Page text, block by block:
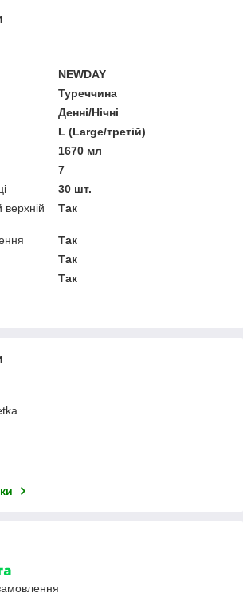
NEWDAY
Туреччина
Денні/Нічні
L (Large/третій)
1670 мл
7
30 шт.
верхній
Так
Так
Так
Так